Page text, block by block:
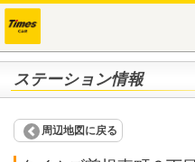
ステーション情報
周辺地図に戻る